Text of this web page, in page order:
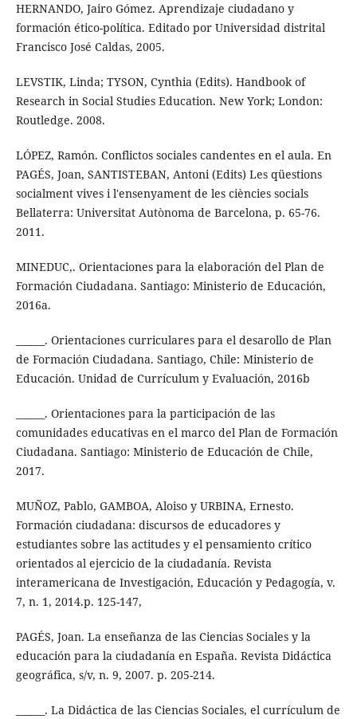
HERNANDO, Jairo Gómez. Aprendizaje ciudadano y
formación ético-política. Editado por Universidad distrital
Francisco José Caldas, 2005.
LEVSTIK, Linda; TYSON, Cynthia (Edits). Handbook of
Research in Social Studies Education. New York; London:
Routledge. 2008.
LÓPEZ, Ramón. Conflictos sociales candentes en el aula. En
PAGÉS, Joan, SANTISTEBAN, Antoni (Edits) Les qüestions
socialment vives i l'ensenyament de les ciències socials
Bellaterra: Universitat Autònoma de Barcelona, p. 65-76.
2011.
MINEDUC,. Orientaciones para la elaboración del Plan de
Formación Ciudadana. Santiago: Ministerio de Educación,
2016a.
______. Orientaciones curriculares para el desarollo de Plan
de Formación Ciudadana. Santiago, Chile: Ministerio de
Educación. Unidad de Currículum y Evaluación, 2016b
______. Orientaciones para la participación de las
comunidades educativas en el marco del Plan de Formación
Ciudadana. Santiago: Ministerio de Educación de Chile,
2017.
MUÑOZ, Pablo, GAMBOA, Aloiso y URBINA, Ernesto.
Formación ciudadana: discursos de educadores y
estudiantes sobre las actitudes y el pensamiento crítico
orientados al ejercicio de la ciudadanía. Revista
interamericana de Investigación, Educación y Pedagogía, v.
7, n. 1, 2014.p. 125-147,
PAGÉS, Joan. La enseñanza de las Ciencias Sociales y la
educación para la ciudadanía en España. Revista Didáctica
geográfica, s/v, n. 9, 2007. p. 205-214.
______. La Didáctica de las Ciencias Sociales, el currículum de